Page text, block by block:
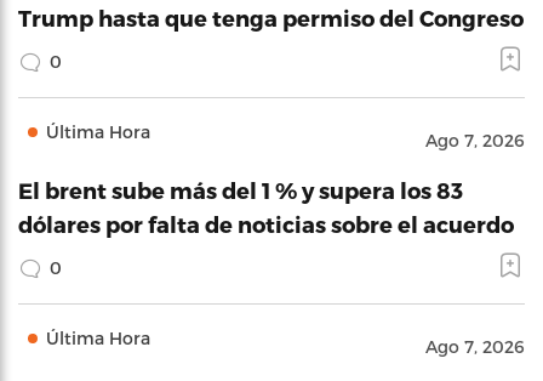
Trump hasta que tenga permiso del Congreso
0
Última Hora Ago 7, 2026
El brent sube más del 1 % y supera los 83
dólares por falta de noticias sobre el acuerdo
0
Última Hora Ago 7, 2026